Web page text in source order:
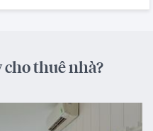
cho thuê nhà?